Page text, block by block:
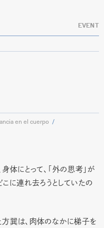
EVENT
en el cuerpo
体にとって、「外の思考」が
に連れ去ろうとしていたの
巽は、肉体のなかに梯子を